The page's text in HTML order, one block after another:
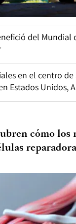
del Mundial
en el centro
Estados Unidos,
cómo los